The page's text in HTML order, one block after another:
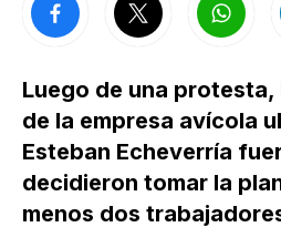
Luego de una
de la empresa avícola
Esteban Echeverría
decidieron tomar la
menos dos